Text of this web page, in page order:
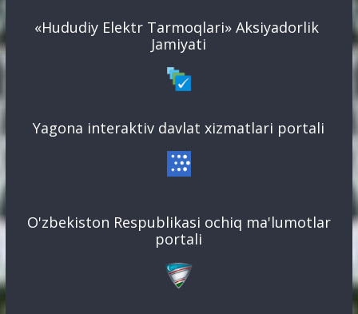
«Hududiy Elektr Tarmoqlari» Aksiyadorlik
Jamiyati
Yagona interaktiv davlat xizmatlari portali
O'zbekiston Respublikasi ochiq ma'lumotlar
portali